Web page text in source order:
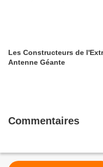
Les Constructeurs de
Antenne Géante
Commentaires